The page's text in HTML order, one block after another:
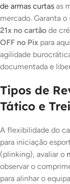
de armas curtas as
mercado. Garanta
21x no cartão de
OFF no Pix para
agilidade
documentada e
Tipos de
Tático e
A flexibilidade do
para iniciação
(plinking), avaliar o
observar o
para alinhar o